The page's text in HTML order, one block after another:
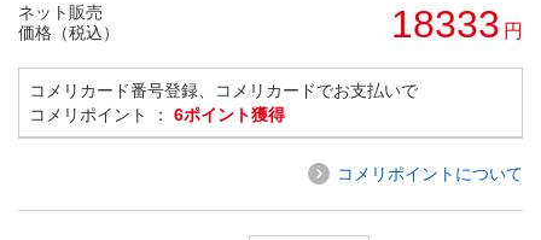
ネット販売
価格（税込）
18333 円
コメリカード番号登録、コメリカードでお支払いで
コメリポイント ： 6ポイント獲得
コメリポイントについて